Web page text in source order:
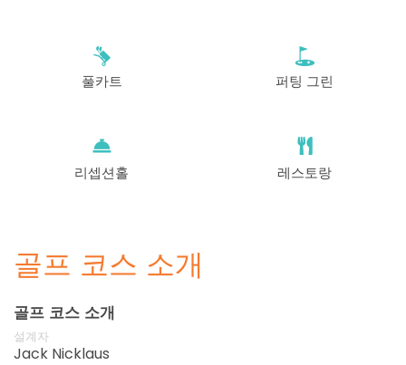
풀카트 퍼팅 그린
리셉션홀 레스토랑
골프 코스 소개
골프 코스 소개
설계자
Jack Nicklaus